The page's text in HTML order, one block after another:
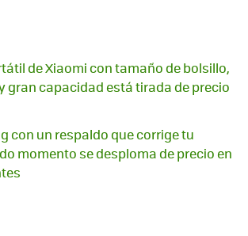
de Xiaomi con tamaño de bolsillo,
gran capacidad está tirada de precio
con un respaldo que corrige tu
momento se desploma de precio en